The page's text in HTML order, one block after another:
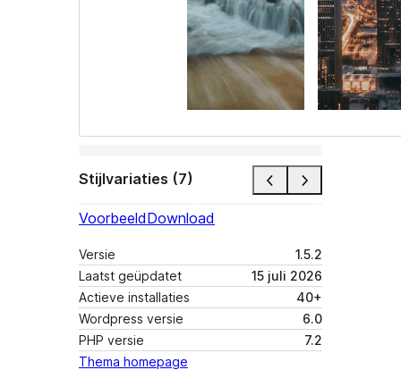
Stijlvariaties (7)
VoorbeeldDownload
Versie
1.5.2
Laatst geüpdatet
15 juli 2026
Actieve installaties
40+
Wordpress versie
6.0
PHP versie
7.2
Thema homepage